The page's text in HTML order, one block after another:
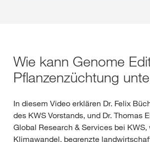
Wie kann Genome
Pflanzenzüchtung
In diesem Video erklären Dr. Felix
des KWS Vorstands, und Dr. Thomas
Global Research & Services bei KWS,
Klimawandel, begrenzte